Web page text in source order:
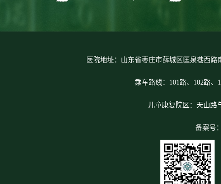
医院地址：山东省枣庄市薛城区匡泉巷西路
乘车路线：101路、102路、
儿童康复院区：天山路
备案号